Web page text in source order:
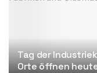
Tag der
Orte öffnen